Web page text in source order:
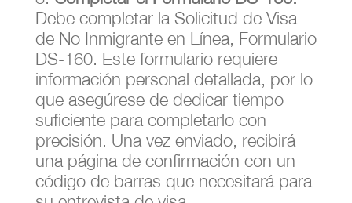
Debe completar la Solicitud de Visa
de No Inmigrante en Línea, Formulario
DS-160. Este formulario requiere
información personal detallada, por lo
que asegúrese de dedicar tiempo
suficiente para completarlo con
precisión. Una vez enviado, recibirá
una página de confirmación con un
código de barras que necesitará para